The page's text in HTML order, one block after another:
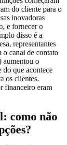
do cliente para o
inovadoras
e fornecer o
disso é a
representantes
o canal de contato
aumentou o
do que acontece
os clientes.
financeiro eram
como não